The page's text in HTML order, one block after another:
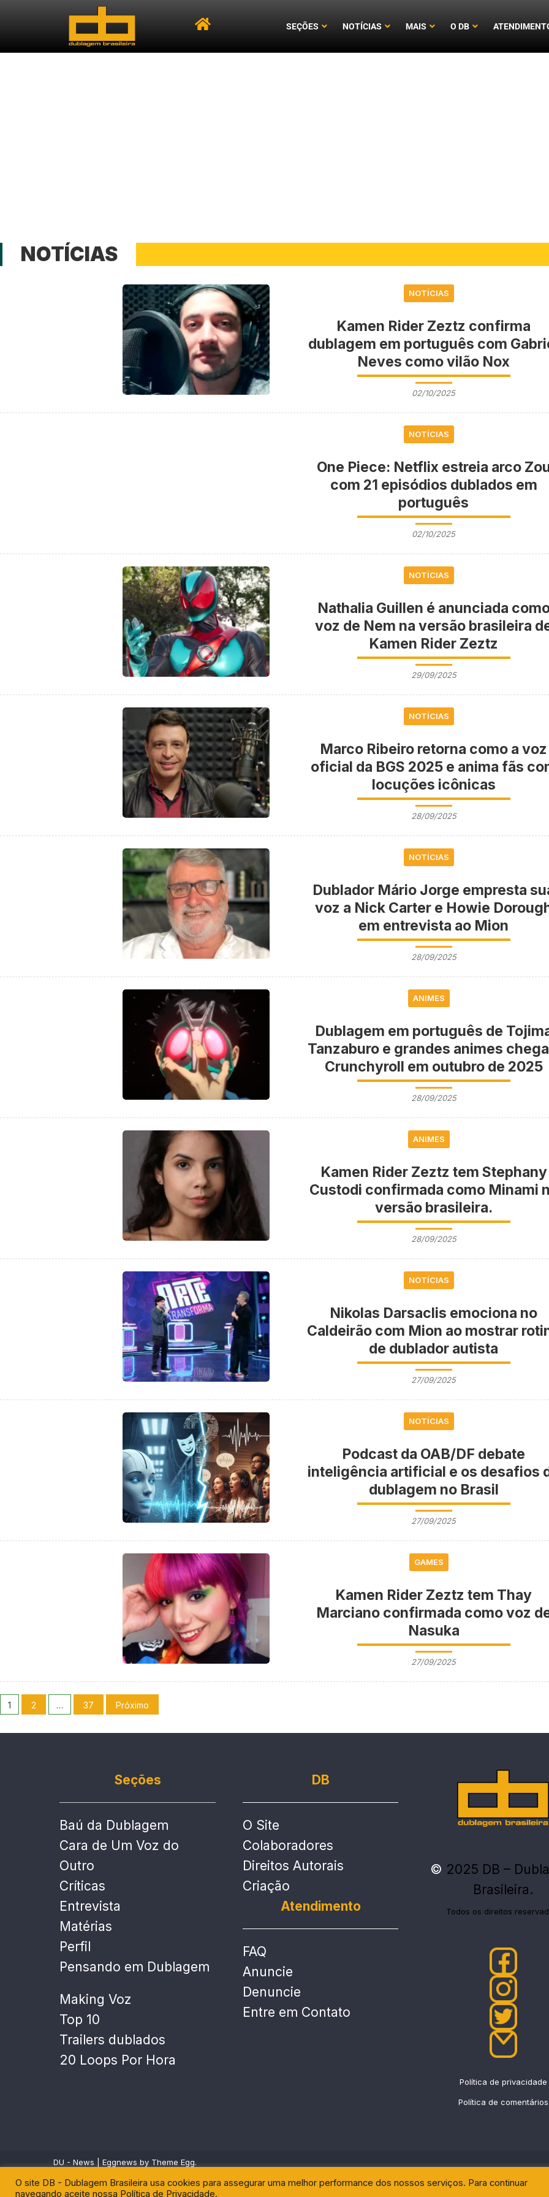
SEÇÕES NOTÍCIAS MAIS O DB
NOTÍCIAS
NOTÍCIAS
Kamen Rider Zeztz confirma
dublagem em português com
Neves como vilão Nox
02/10/2025
NOTÍCIAS
One Piece: Netflix estreia arco
com 21 episódios dublados em
português
02/10/2025
NOTÍCIAS
Nathalia Guillen é anunciada
voz de Nem na versão brasileira
Kamen Rider Zeztz
29/09/2025
NOTÍCIAS
Marco Ribeiro retorna como a voz
oficial da BGS 2025 e anima fãs
locuções icônicas
28/09/2025
NOTÍCIAS
Dublador Mário Jorge empresta
voz a Nick Carter e Howie
em entrevista ao Mion
28/09/2025
ANIMES
Dublagem em português de
Tanzaburo e grandes animes
Crunchyroll em outubro de 2025
28/09/2025
ANIMES
Kamen Rider Zeztz tem Stephany
Custodi confirmada como Minami
versão brasileira.
28/09/2025
NOTÍCIAS
Nikolas Darsaclis emociona no
Caldeirão com Mion ao mostrar
de dublador autista
27/09/2025
NOTÍCIAS
Podcast da OAB/DF debate
inteligência artificial e os desafios
dublagem no Brasil
27/09/2025
GAMES
Kamen Rider Zeztz tem Thay
Marciano confirmada como voz
Nasuka
27/09/2025
1 2 … 37 Próximo
Seções
Baú da Dublagem
Cara de Um Voz do
Outro
Críticas
Entrevista
Matérias
Perfil
Pensando em Dublagem
Making Voz
Top 10
Trailers dublados
20 Loops Por Hora
DB
O Site
Colaboradores
Direitos Autorais
Criação
Atendimento
FAQ
Anuncie
Denuncie
Entre em Contato
© 2025 DB –
Brasileira.
Todos os direitos
Política de privacidade
Política de comentários
DU - News Eggnews by Theme Egg.
O site DB - Dublagem Brasileira usa cookies para assegurar uma melhor performance dos nossos serviços. Para continuar
navegando aceite nossa Política de Privacidade.